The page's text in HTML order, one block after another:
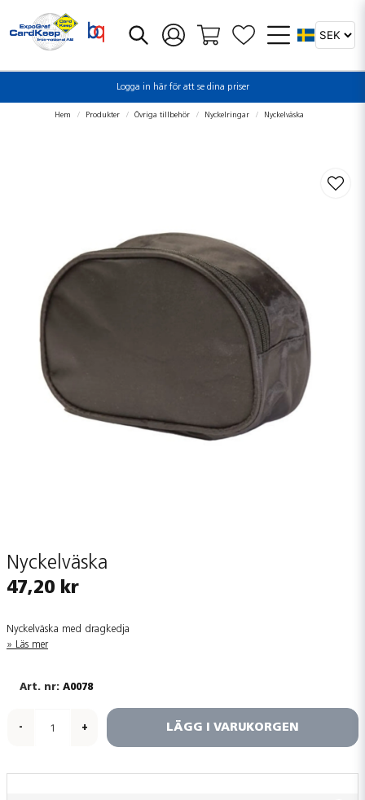
Logga in här för att se dina priser
Hem Produkter Övriga tillbehör Nyckelringar Nyckelväska
Nyckelväska
47,20 kr
Nyckelväska med dragkedja
Läs mer
A0078
- + LÄGG I VARUKORGEN